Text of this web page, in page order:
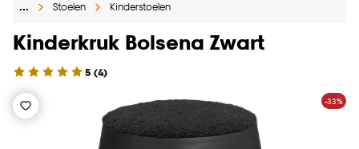
Gratis raam advies en inmeten aan huis
… Stoelen Kinderstoelen
Kinderkruk Bolsena Zwart
5 (4)
-33%